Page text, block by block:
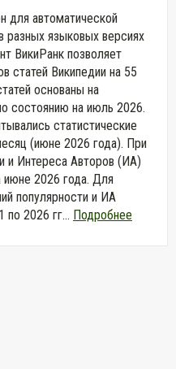
для автоматической
разных языковых версиях
ВикиРанк позволяет
статей Википедии на 55
основаны на
состоянию на июль 2026.
статистические
(июне 2026 года). При
и Интереса Авторов (ИА)
июне 2026 года. Для
популярности и ИА
по 2026 гг... Подробнее